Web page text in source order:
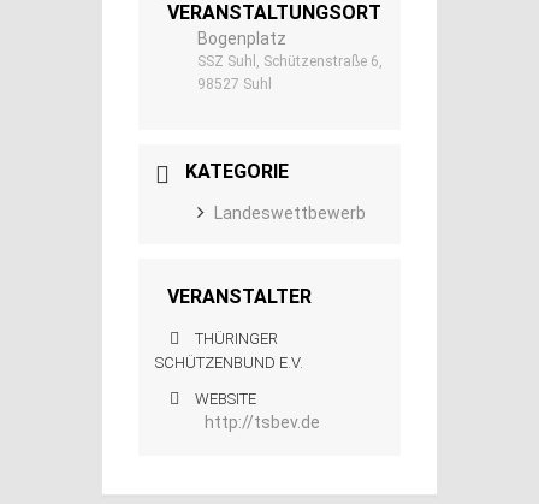
VERANSTALTUNGSORT
Bogenplatz
SSZ Suhl, Schützenstraße 6,
98527 Suhl
KATEGORIE
Landeswettbewerb
VERANSTALTER
THÜRINGER
SCHÜTZENBUND E.V.
WEBSITE
http://tsbev.de